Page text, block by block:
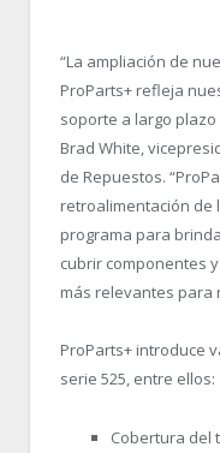
“La ampliación de
ProParts+ refleja
soporte a largo plazo
Brad White,
de Repuestos.
retroalimentación de
programa para
cubrir componentes
más relevantes para
ProParts+ introduce
serie 525, entre ellos:
Cobertura del